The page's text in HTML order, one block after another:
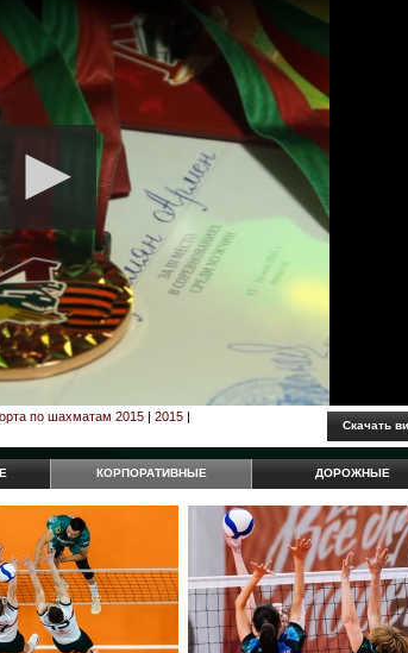
по шахматам 2015 | 2015 |
КОРПОРАТИВНЫЕ ДОРОЖНЫЕ